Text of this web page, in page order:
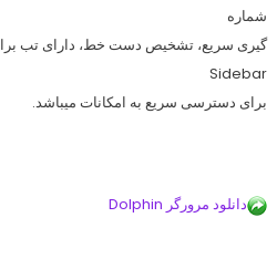
شماره
گیری سریع، تشخیص دست خط، دارای تب
Sidebar
برای دسترسی سریع به امکانات میباشد.
دانلود مرورگر Dolphin